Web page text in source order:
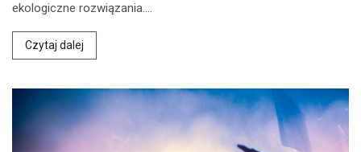
ekologiczne rozwiązania.…
Czytaj dalej